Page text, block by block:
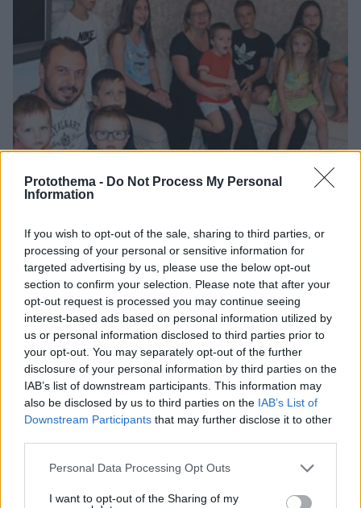
Protothema - Do Not Process My Personal
Information
If you wish to opt-out of the sale, sharing to third parties, or
processing of your personal or sensitive information for
targeted advertising by us, please use the below opt-out
section to confirm your selection. Please note that after your
opt-out request is processed you may continue seeing
interest-based ads based on personal information utilized by
us or personal information disclosed to third parties prior to
your opt-out. You may separately opt-out of the further
disclosure of your personal information by third parties on the
IAB’s list of downstream participants. This information may
also be disclosed by us to third parties on the IAB’s List of
Downstream Participants that may further disclose it to other
Please note that this website/app uses one or more Google
not limited to your visit or usage behaviour. You may click to
Personal Data Processing Opt Outs
I want to opt-out of the Sharing of my
Είδος υπό εξαφάνιση οι υπερπολύτεκνοι στην
Ελλάδα που γερνάει: Τα... δύο ταψιά μεσημεριανό,
τα επιδόματα, η καθημερινότητά τους
07.08.2026, 15:59